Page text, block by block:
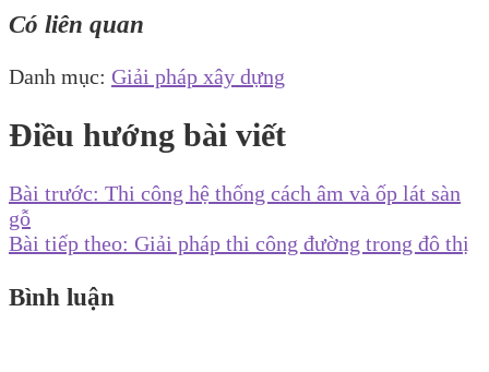
Có liên quan
Danh mục: Giải pháp xây dựng
Điều hướng bài viết
Bài trước: Thi công hệ thống cách âm và ốp lát sàn
gỗ
Bài tiếp theo: Giải pháp thi công đường trong đô thị
Bình luận